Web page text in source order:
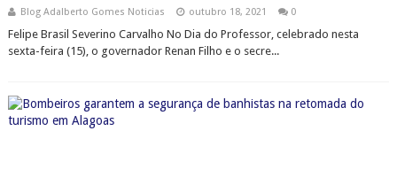
Blog Adalberto Gomes Noticias outubro 18, 2021 0
Felipe Brasil Severino Carvalho No Dia do Professor, celebrado nesta
sexta-feira (15), o governador Renan Filho e o secre...